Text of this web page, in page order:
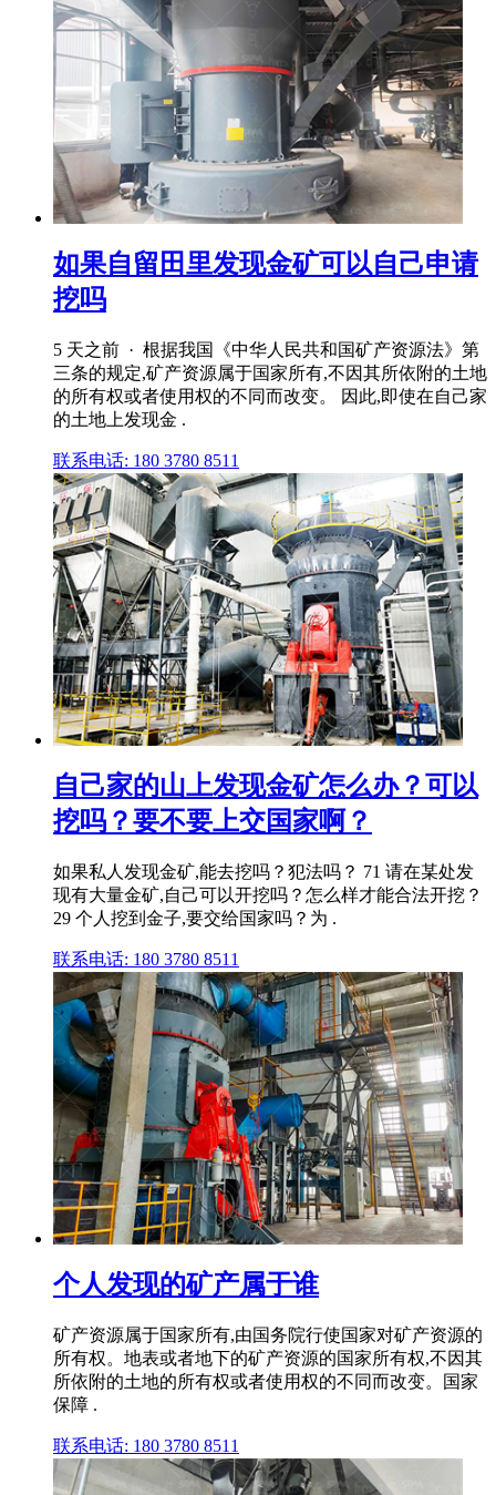
如果自留田里发现金矿可以自己申请
挖吗
5 天之前 · 根据我国《中华人民共和国矿产资源法》第
三条的规定,矿产资源属于国家所有,不因其所依附的土地
的所有权或者使用权的不同而改变。 因此,即使在自己家
的土地上发现金 .
联系电话: 180 3780 8511
自己家的山上发现金矿怎么办？可以
挖吗？要不要上交国家啊？
如果私人发现金矿,能去挖吗？犯法吗？ 71 请在某处发
现有大量金矿,自己可以开挖吗？怎么样才能合法开挖？
29 个人挖到金子,要交给国家吗？为 .
联系电话: 180 3780 8511
个人发现的矿产属于谁
矿产资源属于国家所有,由国务院行使国家对矿产资源的
所有权。地表或者地下的矿产资源的国家所有权,不因其
所依附的土地的所有权或者使用权的不同而改变。国家
保障 .
联系电话: 180 3780 8511